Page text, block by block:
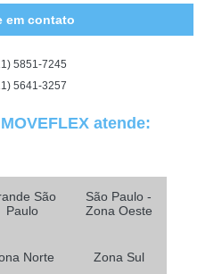
Jardim Guedala
escritório Vila Mangalot
para escritório Brooklin Paulista
de escritorio Lapa
em contato
5851-7245
5641-3257
atende:
São
Paulo
São Paulo -
Zona Oeste
Norte Zona Sul